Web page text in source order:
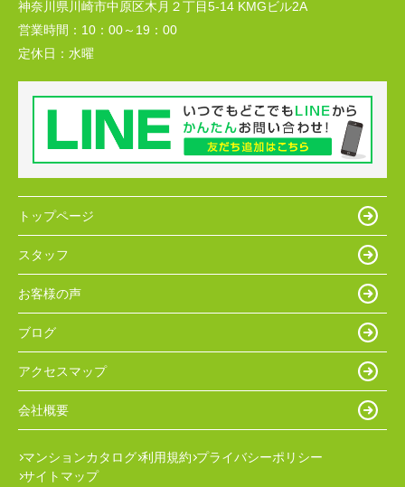
神奈川県川崎市中原区木月２丁目5-14 KMGビル2A
営業時間： 10：00～19：00
定休日： 水曜
トップページ
スタッフ
お客様の声
ブログ
アクセスマップ
会社概要
マンションカタログ 利用規約 プライバシーポリシー
サイトマップ